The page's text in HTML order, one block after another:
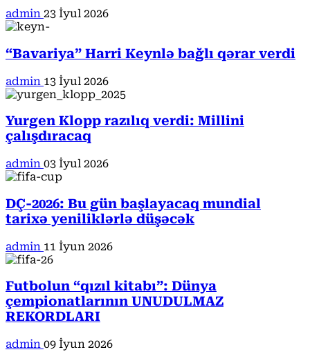
admin 23 İyul 2026
“Bavariya” Harri Keynlə bağlı qərar verdi
admin 13 İyul 2026
Yurgen Klopp razılıq verdi: Millini
çalışdıracaq
admin 03 İyul 2026
DÇ-2026: Bu gün başlayacaq mundial
tarixə yeniliklərlə düşəcək
admin 11 İyun 2026
Futbolun “qızıl kitabı”: Dünya
çempionatlarının UNUDULMAZ
REKORDLARI
admin 09 İyun 2026